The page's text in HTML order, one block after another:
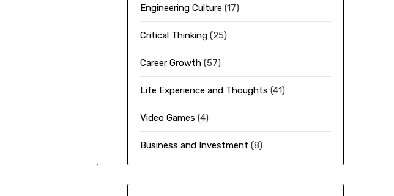
Engineering Culture (17)
Critical Thinking(25)
Career Growth(57)
Life Experience and Thoughts (41)
Video Games (4)
Business and Investment (8)